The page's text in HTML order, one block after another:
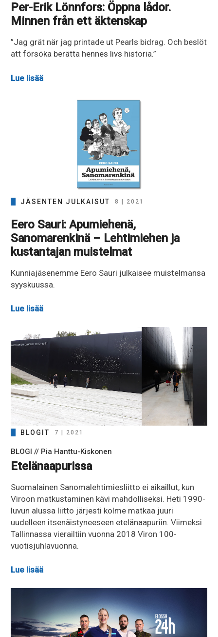
Per-Erik Lönnfors: Öppna lådor.
Minnen från ett äktenskap
”Jag grät när jag printade ut Pearls bidrag. Och beslöt
att försöka berätta hennes livs historia.”
Lue lisää
JÄSENTEN JULKAISUT 8 | 2021
Eero Sauri: Apumiehenä,
Sanomarenkinä – Lehtimiehen ja
kustantajan muistelmat
Kunniajäsenemme Eero Sauri julkaisee muistelmansa
syyskuussa.
Lue lisää
BLOGIT 7 | 2021
BLOGI // Pia Hanttu-Kiskonen
Etelänaapurissa
Suomalainen Sanomalehtimiesliitto ei aikaillut, kun
Viroon matkustaminen kävi mahdolliseksi. Heti 1990-
luvun alussa liitto järjesti kolme matkaa juuri
uudelleen itsenäistyneeseen etelänaapuriin. Viimeksi
Tallinnassa vierailtiin vuonna 2018 Viron 100-
vuotisjuhlavuonna.
Lue lisää